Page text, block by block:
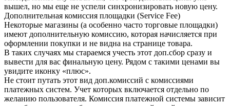
вышел, но мы еще не успели синхронизировать новую цену.
Дополнительная комиссия площадки (Service Fee)
Некоторые магазины (а особенно часто торговые площадки)
имеют дополнительную комиссию, которая начисляется при
оформлении покупки и не видна на странице товара.
В таких случаях мы стараемся учесть этот доп.сбор сразу и
вывести для вас финальную цену. Рядом с такими ценами вы
увидите иконку «плюс».
Не стоит путать этот вид доп.комиссий с комиссиями
платежных систем. Учет которых включается отдельно по
желанию пользователя. Комиссия платежной системы зависит